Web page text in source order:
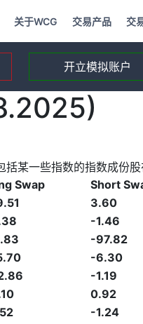
关于WCG 交易产品 交
开立模拟账户
某一些指数的指数成份股
Swap
Short
3.60
-1.46
-97.82
-6.30
-1.19
0.92
-1.24